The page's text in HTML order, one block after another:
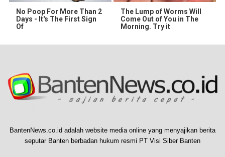
No Poop For More Than 2
Days - It's The First Sign
Of
The Lump of Worms Will
Come Out of You in The
Morning. Try it
BantenNews.co.id adalah website media online yang menyajikan berita
seputar Banten berbadan hukum resmi PT Visi Siber Banten